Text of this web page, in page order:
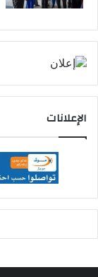
الإعلانات